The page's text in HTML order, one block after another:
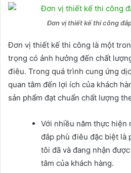
Đơn vị thiết kế thi công
Đơn vị thiết kế thi công là một
trọng có ảnh hưởng đến chất
điêu. Trong quá trình cung ứng
quan tâm đến lợi ích của khách
sản phẩm đạt chuẩn chất lượng
Với nhiều năm thực
đắp phù điêu đặc biệt là
tôi đã và đang nhận
tâm của khách hàng.